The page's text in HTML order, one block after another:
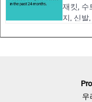
재킷, 수
지, 신발
습니다:
>> 지
스 포함!
우